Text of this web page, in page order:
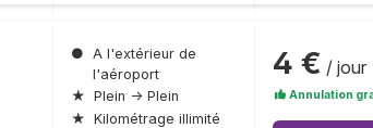
● A l'extérieur de
l'aéroport
★ Plein → Plein
★ Kilométrage illimité
4 € / jour
Annulation